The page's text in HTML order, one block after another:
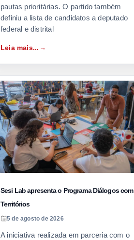
pautas prioritárias. O partido também
definiu a lista de candidatos a deputado
federal e distrital
Leia mais...
Sesi Lab apresenta o Programa Diálogos com
Territórios
5 de agosto de 2026
A iniciativa realizada em parceria com o